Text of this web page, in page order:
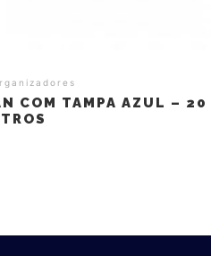
COM TAMPA AZUL – 20